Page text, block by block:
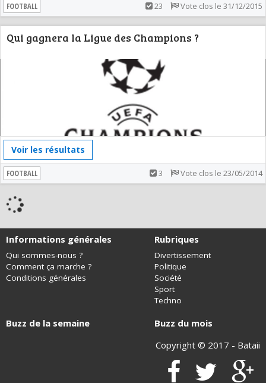
FOOTBALL 23 Vote clos le 31/12/2015
Qui gagnera la Ligue des Champions ?
Voir les résultats
FOOTBALL 3 Vote clos le 23/05/2014
Informations générales
Qui sommes-nous ?
Comment ça marche ?
Conditions générales
Rubriques
Divertissement
Politique
Société
Sport
Techno
Buzz de la semaine
Buzz du mois
Copyright © 2017 - Bataii